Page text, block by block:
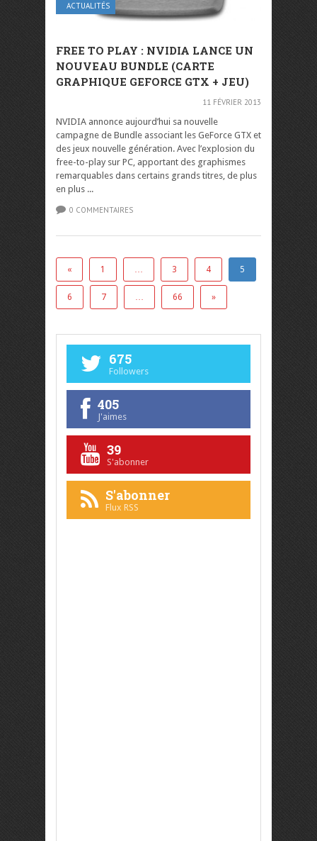
ACTUALITÉS
FREE TO PLAY : NVIDIA LANCE UN
NOUVEAU BUNDLE (CARTE
GRAPHIQUE GEFORCE GTX + JEU)
11 FÉVRIER 2013
NVIDIA annonce aujourd’hui sa nouvelle
campagne de Bundle associant les GeForce GTX et
des jeux nouvelle génération. Avec l’explosion du
free-to-play sur PC, apportant des graphismes
remarquables dans certains grands titres, de plus
en plus ...
0 COMMENTAIRES
« 1 … 3 4 5
6 7 … 66 »
675
Followers
405
J'aimes
39
S'abonner
S'abonner
Flux RSS